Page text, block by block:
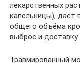
лекарственных
капельницы), даёт
общего объёма
выброс и доставку
Травмированный